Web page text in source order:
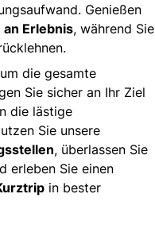
Genießen
an Erlebnis, während Sie
die gesamte
Sie sicher an Ihr Ziel
die lästige
Sie unsere
, überlassen Sie
erleben Sie einen
in bester